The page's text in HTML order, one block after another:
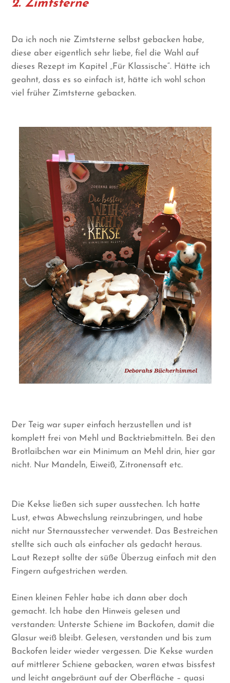
2. Zimtsterne
Da ich noch nie Zimtsterne selbst gebacken habe,
diese aber eigentlich sehr liebe, fiel die Wahl auf
dieses Rezept im Kapitel „Für Klassische“. Hätte ich
geahnt, dass es so einfach ist, hätte ich wohl schon
viel früher Zimtsterne gebacken.
Der Teig war super einfach herzustellen und ist
komplett frei von Mehl und Backtriebmitteln. Bei den
Brotlaibchen war ein Minimum an Mehl drin, hier gar
nicht. Nur Mandeln, Eiweiß, Zitronensaft etc.
Die Kekse ließen sich super ausstechen. Ich hatte
Lust, etwas Abwechslung reinzubringen, und habe
nicht nur Sternausstecher verwendet. Das Bestreichen
stellte sich auch als einfacher als gedacht heraus.
Laut Rezept sollte der süße Überzug einfach mit den
Fingern aufgestrichen werden.
Einen kleinen Fehler habe ich dann aber doch
gemacht. Ich habe den Hinweis gelesen und
verstanden: Unterste Schiene im Backofen, damit die
Glasur weiß bleibt. Gelesen, verstanden und bis zum
Backofen leider wieder vergessen. Die Kekse wurden
auf mittlerer Schiene gebacken, waren etwas bissfest
und leicht angebräunt auf der Oberfläche – quasi